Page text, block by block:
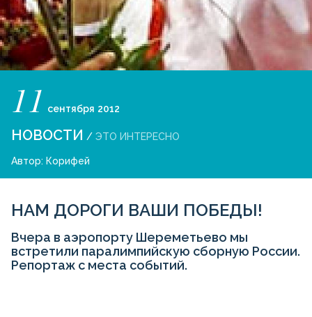
11 сентября 2012
НОВОСТИ / ЭТО ИНТЕРЕСНО
Автор: Корифей
НАМ ДОРОГИ ВАШИ ПОБЕДЫ!
Вчера в аэропорту Шереметьево мы
встретили паралимпийскую cборную России.
Репортаж с места событий.